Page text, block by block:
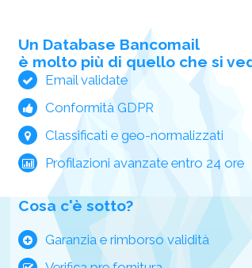
Un Database Bancomail
è molto più di quello che si
Email validate
Conformità GDPR
Classificati e geo-normalizzati
Profilazioni avanzate entro 24 ore
Cosa c'è sotto?
Garanzia e rimborso validità